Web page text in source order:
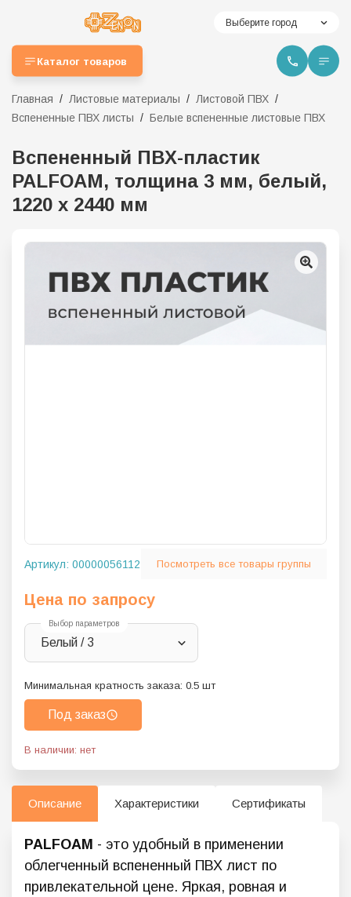
Выберите город
Каталог товаров
Главная Листовые материалы
Листовой ПВХ
Вспененные ПВХ листы
Белые вспененные листовые ПВХ
Вспененный ПВХ-пластик
PALFOAM, толщина 3 мм, белый,
1220 х 2440 мм
Артикул: 00000056112 Посмотреть все товары группы
Цена по запросу
Выбор параметров
Белый / 3
Минимальная кратность заказа: 0.5 шт
Под заказ
В наличии: нет
Описание Характеристики Сертификаты
PALFOAM - это удобный в применении
облегченный вспененный ПВХ лист по
привлекательной цене. Яркая, ровная и